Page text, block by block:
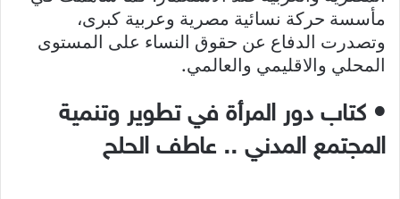
مأسسة حركة نسائية مصرية وعربية كبرى،
وتصدرت الدفاع عن حقوق النساء على المستوى
المحلي والاقليمي والعالمي.
• كتاب دور المرأة في تطوير وتنمية
المجتمع المدني .. عاطف الحلح